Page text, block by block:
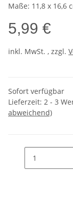
Maße: 11,8 x 16,6
5,99 €
inkl. MwSt. , zzgl.
Sofort verfügbar
Lieferzeit: 2 - 3
abweichend)